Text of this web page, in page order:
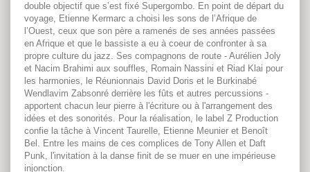
double objectif que s’est fixé Supergombo. En point de départ du
voyage, Etienne Kermarc a choisi les sons de l’Afrique de
l’Ouest, ceux que son père a ramenés de ses années passées
en Afrique et que le bassiste a eu à coeur de confronter à sa
propre culture du jazz. Ses compagnons de route - Aurélien Joly
et Nacim Brahimi aux souffles, Romain Nassini et Riad Klai pour
les harmonies, le Réunionnais David Doris et le Burkinabé
Wendlavim Zabsonré derrière les fûts et autres percussions -
apportent chacun leur pierre à l'écriture ou à l'arrangement des
idées et des sonorités. Pour la réalisation, le label Z Production
confie la tâche à Vincent Taurelle, Etienne Meunier et Benoît
Bel. Entre les mains de ces complices de Tony Allen et Daft
Punk, l'invitation à la danse finit de se muer en une impérieuse
injonction.